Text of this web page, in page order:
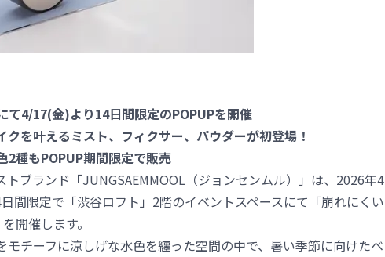
て4/17(金)より14日間限定のPOPUPを開催
を叶えるミスト、フィクサー、パウダーが初登場！
2種もPOPUP期間限定で販売
ブランド「JUNGSAEMMOOL（ジョンセンムル）」は、2026年4
間限定で「渋谷ロフト」2階のイベントスペースにて「崩れにくい
開催します。
チーフに涼しげな水色を纏った空間の中で、暑い季節に向けたベ